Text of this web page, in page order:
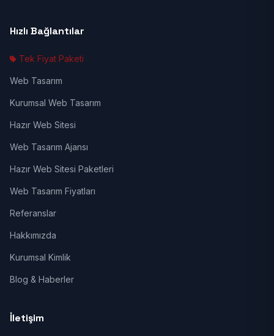
Hızlı Bağlantılar
Tek Fiyat Paketi
Web Tasarım
Kurumsal Web Tasarım
Hazır Web Sitesi
Web Tasarım Ajansı
Hazır Web Sitesi Paketleri
Web Tasarım Fiyatları
Referanslar
Hakkımızda
Kurumsal Kimlik
Blog & Haberler
İletişim